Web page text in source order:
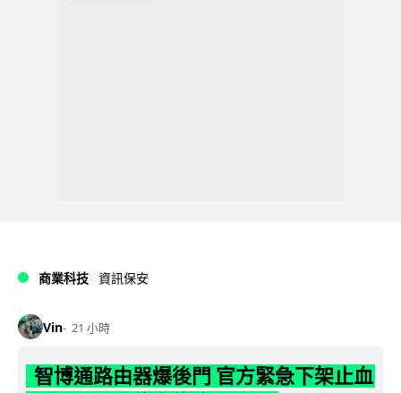
商業科技 資訊保安
Vin 21 小時
智博通路由器爆後門 官方緊急下架止血